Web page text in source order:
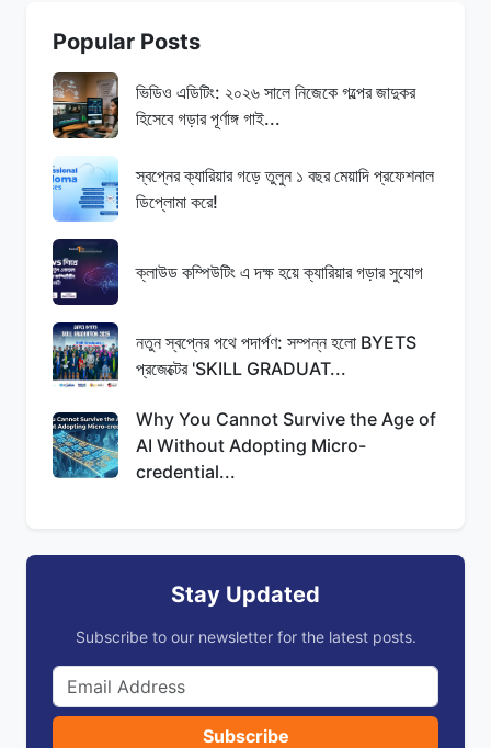
Popular Posts
ভিডিও এডিটিং: ২০২৬ সালে নিজেকে গল্পের জাদুকর
হিসেবে গড়ার পূর্ণাঙ্গ গাই...
স্বপ্নের ক্যারিয়ার গড়ে তুলুন ১ বছর মেয়াদি প্রফেশনাল
ডিপ্লোমা করে!
ক্লাউড কম্পিউটিং এ দক্ষ হয়ে ক্যারিয়ার গড়ার সুযোগ
নতুন স্বপ্নের পথে পদার্পণ: সম্পন্ন হলো BYETS
প্রজেক্টের 'SKILL GRADUAT...
Why You Cannot Survive the Age of
AI Without Adopting Micro-
credential...
Stay Updated
Subscribe to our newsletter for the latest posts.
Subscribe